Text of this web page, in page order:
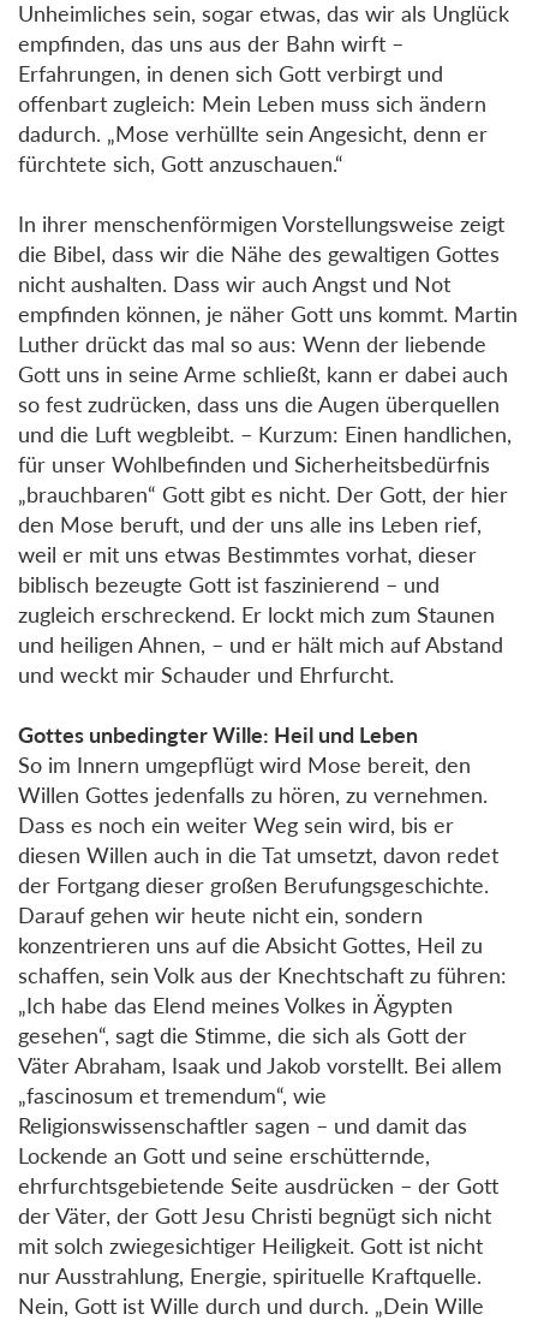
Unheimliches sein, sogar etwas, das wir als Unglück
empfinden, das uns aus der Bahn wirft –
Erfahrungen, in denen sich Gott verbirgt und
offenbart zugleich: Mein Leben muss sich ändern
dadurch. „Mose verhüllte sein Angesicht, denn er
fürchtete sich, Gott anzuschauen.“
In ihrer menschenförmigen Vorstellungsweise zeigt
die Bibel, dass wir die Nähe des gewaltigen Gottes
nicht aushalten. Dass wir auch Angst und Not
empfinden können, je näher Gott uns kommt. Martin
Luther drückt das mal so aus: Wenn der liebende
Gott uns in seine Arme schließt, kann er dabei auch
so fest zudrücken, dass uns die Augen überquellen
und die Luft wegbleibt. – Kurzum: Einen handlichen,
für unser Wohlbefinden und Sicherheitsbedürfnis
„brauchbaren“ Gott gibt es nicht. Der Gott, der hier
den Mose beruft, und der uns alle ins Leben rief,
weil er mit uns etwas Bestimmtes vorhat, dieser
biblisch bezeugte Gott ist faszinierend – und
zugleich erschreckend. Er lockt mich zum Staunen
und heiligen Ahnen, – und er hält mich auf Abstand
und weckt mir Schauder und Ehrfurcht.
Gottes unbedingter Wille: Heil und Leben
So im Innern umgepflügt wird Mose bereit, den
Willen Gottes jedenfalls zu hören, zu vernehmen.
Dass es noch ein weiter Weg sein wird, bis er
diesen Willen auch in die Tat umsetzt, davon redet
der Fortgang dieser großen Berufungsgeschichte.
Darauf gehen wir heute nicht ein, sondern
konzentrieren uns auf die Absicht Gottes, Heil zu
schaffen, sein Volk aus der Knechtschaft zu führen:
„Ich habe das Elend meines Volkes in Ägypten
gesehen“, sagt die Stimme, die sich als Gott der
Väter Abraham, Isaak und Jakob vorstellt. Bei allem
„fascinosum et tremendum“, wie
Religionswissenschaftler sagen – und damit das
Lockende an Gott und seine erschütternde,
ehrfurchtsgebietende Seite ausdrücken – der Gott
der Väter, der Gott Jesu Christi begnügt sich nicht
mit solch zwiegesichtiger Heiligkeit. Gott ist nicht
nur Ausstrahlung, Energie, spirituelle Kraftquelle.
Nein, Gott ist Wille durch und durch. „Dein Wille